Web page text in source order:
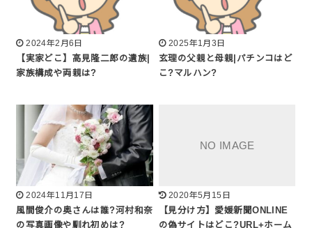
2024年2月6日
【実家どこ】高見隆二郎の遺族|
家族構成や両親は?
2025年1月3日
玄理の父親と母親|パチンコはど
こ?マルハン?
2024年11月17日
風間俊介の奥さんは誰?河村和奈
の写真画像や馴れ初めは?
2020年5月15日
【見分け方】愛媛新聞ONLINE
の偽サイトはどこ?URL+ホーム